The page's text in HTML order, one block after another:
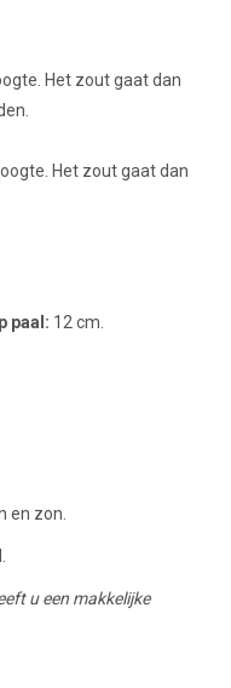
Het zout gaat dan
Het zout gaat dan
paal: 12 cm.
en zon.
u een makkelijke